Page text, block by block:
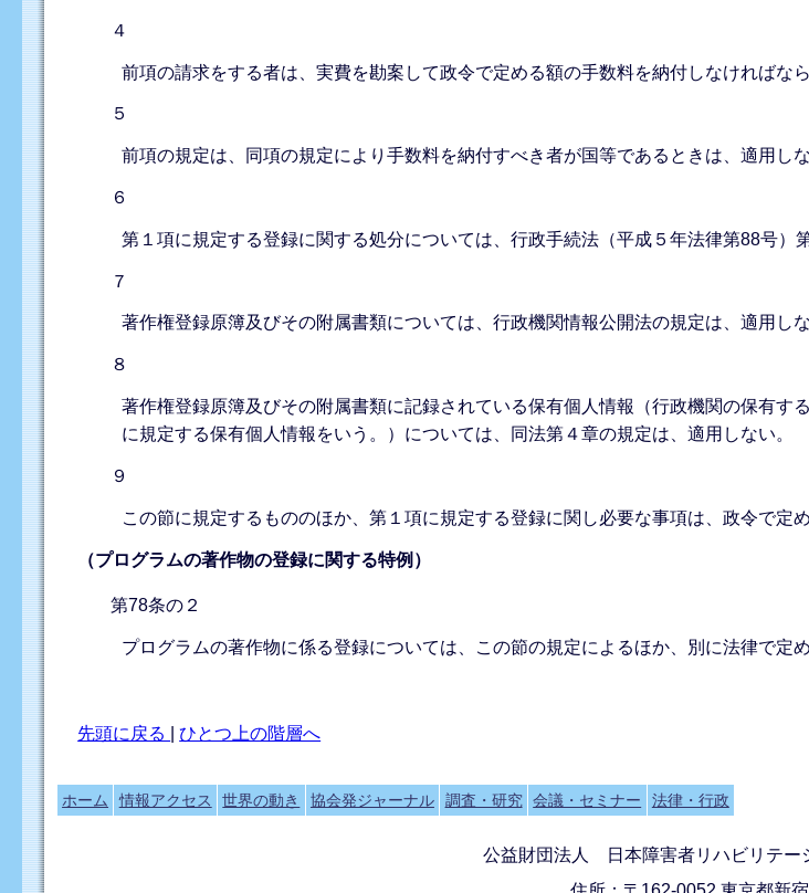
４
前項の請求をする者は、実費を勘案して政令で定める額の手数料を納付しなければなら
５
前項の規定は、同項の規定により手数料を納付すべき者が国等であるときは、適用しな
６
第１項に規定する登録に関する処分については、行政手続法（平成５年法律第88号）
７
著作権登録原簿及びその附属書類については、行政機関情報公開法の規定は、適用しな
８
著作権登録原簿及びその附属書類に記録されている保有個人情報（行政機関の保有
に規定する保有個人情報をいう。）については、同法第４章の規定は、適用しない。
９
この節に規定するもののほか、第１項に規定する登録に関し必要な事項は、政令で定め
（プログラムの著作物の登録に関する特例）
第78条の２
プログラムの著作物に係る登録については、この節の規定によるほか、別に法律で定
先頭に戻る |ひとつ上の階層へ
ホーム 情報アクセス 世界の動き 協会発ジャーナル 調査・研究 会議・セミナー 法律・行政
公益財団法人 日本障害者リハビリテー